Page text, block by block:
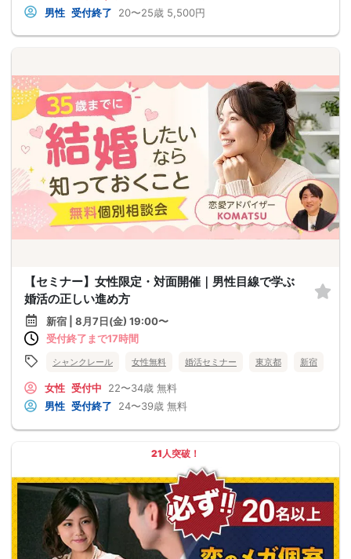
男性 受付終了 20〜25歳 5,500円
【セミナー】女性限定・対面開催｜男性目線で学ぶ
婚活の正しい進め方
新宿 | 8月7日(金) 19:00〜
受付終了まで17時間
シャンクレール 女性無料 婚活セミナー 東京都 新宿
女性 受付中 22〜34歳 無料
男性 受付終了 24〜39歳 無料
21人突破！